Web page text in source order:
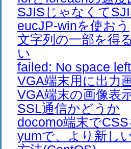
SJISじゃなくて
eucJP-winを使おう
文字列の一部を得
い
failed: No space
VGA端末用に出力
VGA端末の画像表
SSL通信かどうか
docomo端末で
yumで、より新し